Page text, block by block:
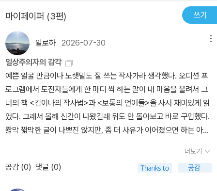
명 터널이었고 시간이 지나면 자동으로 빠져나오게 되는 것인데도,
알지 못했다. ‘아, 난 이제 암흑이야’라고 계속 되뇌었을 뿐. _「눈에 보
이는 성과가 하나도 없는 날들」중에서 책에는 오랫동안 동네의 작은
버스정류장을 그려온 정빛나 작가의 일러스트가 함께 수록되었다. 화
려한 풍경도, 거대한 사건도 아니다. 누군가 매일 지나치는 골목과 정
류장, 계절의 변화가 스며든 일상의 풍경들이다. 이는 사소한 것들을
오래 바라보는 김이나의 문장과 자연스럽게 맞닿는다. 독자는 책장을
넘기며 마치 인적 드문 어느 동네를 천천히 산책하고 돌아온 듯 마음
이 환해지는 기분을 경험하게 된다. 『보통의 언어들』이 감정을 이해
하기 위한 언어를 건넸다면, 김이나 작가의 이번 신작은 다시 살아가
공보다 평범한 일상. 특별함보다 사소함. 김이나 작가는 그 작고 평범
한 것들이야말로 결국 우리를 구원하는 힘일지 모른다고 조용히 이야
기한다.
고, 이제 그 고요하고도 힘찬 언어를 한 권의 책으로 묶어낸다.<인터
넷 알라딘 제공>​용기가 필요한 일들은 나의 상상 속에선 마치 고된
산행으로 연상된다. 내겐 도무지 더 올라갈 힘이 없고, 발 딛는 곳마다
험지일 것 같다. 그러나 막상 한 걸음만 내 딛으면 펼쳐지는 길은 산행
이라기보다는 항해에 가깝다. 나 혼자만의 힘이 아닌 바람과 파도가
여정을 돕는다. 어려운 건 머릿속에 떠오르는, 악재로만 가득한 상상
을 깨고 나아갈 단 한 번의 용기다. 지금 이 순간 그 한 걸음이 필요한
모두에게 순조로운 항해가 펼쳐지기를. p12~13​남을 챙기고 싶을 때,
자신을 먼저 잘 돌볼 것. 내가 약하면 남이 기댔을 때 둘 다 쓰러진다.
대충 계획해도 크게 나쁠 건 없다. 그러니 계획이 없어 불안한 자들은
다만 누가 뭐라 해도 근사한 꿈을 갖길 바란다. 계획과 꿈을 혼동하지
않길 바란다. 어차피 삶에는 끝이 있을 뿐 아무도 타이머를 잴 수 없으
마이페이퍼 (3편) 쓰기
알로하 2026-07-30
일상주의자의 감각
예쁜 얼굴 만큼이나 노랫말도 잘 쓰는 작사가라 생각했다. 오디션 프
로그램에서 도전자들에게 한 마디 씩 하는 말이 내 마음을 울려서 그
녀의 책 <김이나의 작사법>과 <보통의 언어들>을 사서 재미있게 읽
었다. 그래서 올해 신간이 나왔길래 뒤도 안 돌아보고 바로 구입했다.
짧막 짧막한 글이 나쁘진 않지만, 좀 더 사유가 이어졌으면 하는 아쉬
0260721p.s : 방학이 10일이라 너무 아쉽지만, 책 읽기엔 참 좋네.
더보기
공감 (0) 댓글 (0)